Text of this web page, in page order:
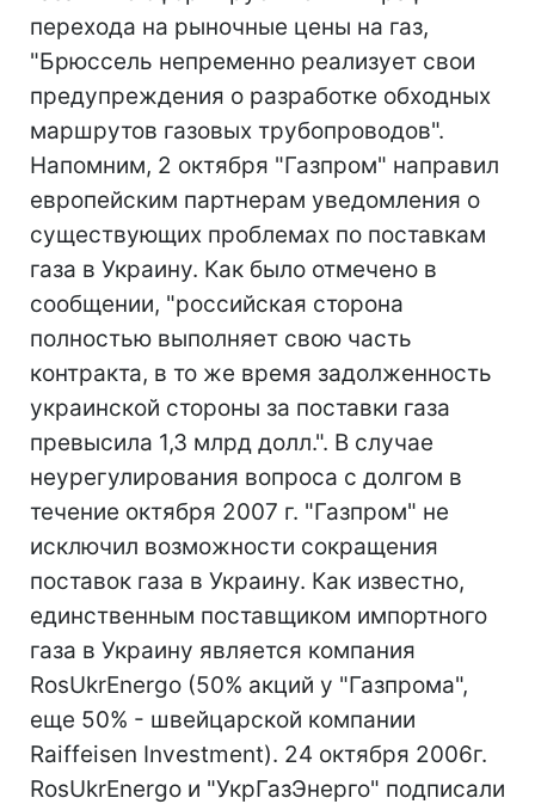
перехода на рыночные цены на газ,
"Брюссель непременно реализует свои
предупреждения о разработке обходных
маршрутов газовых трубопроводов".
Напомним, 2 октября "Газпром" направил
европейским партнерам уведомления о
существующих проблемах по поставкам
газа в Украину. Как было отмечено в
сообщении, "российская сторона
полностью выполняет свою часть
контракта, в то же время задолженность
украинской стороны за поставки газа
превысила 1,3 млрд долл.". В случае
неурегулирования вопроса с долгом в
течение октября 2007 г. "Газпром" не
исключил возможности сокращения
поставок газа в Украину. Как известно,
единственным поставщиком импортного
газа в Украину является компания
RosUkrEnergo (50% акций у "Газпрома",
еще 50% - швейцарской компании
Raiffeisen Investment). 24 октября 2006г.
RosUkrEnergo и "УкрГазЭнерго" подписали